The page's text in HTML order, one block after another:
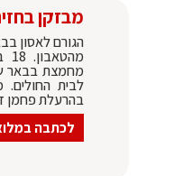
מבזקן
הגורם לאסון
מחמצת בבאר
לבית
בהרעלת פחמן
לכתבה